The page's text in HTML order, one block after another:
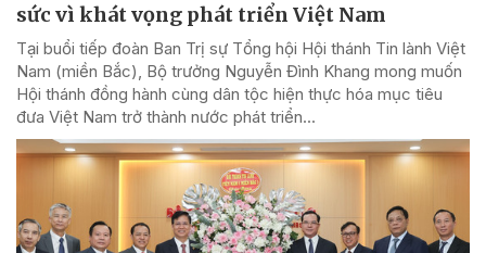
sức vì khát vọng phát triển Việt Nam
Tại buổi tiếp đoàn Ban Trị sự Tổng hội Hội thánh Tin lành Việt
Nam (miền Bắc), Bộ trưởng Nguyễn Đình Khang mong muốn
Hội thánh đồng hành cùng dân tộc hiện thực hóa mục tiêu
đưa Việt Nam trở thành nước phát triển...